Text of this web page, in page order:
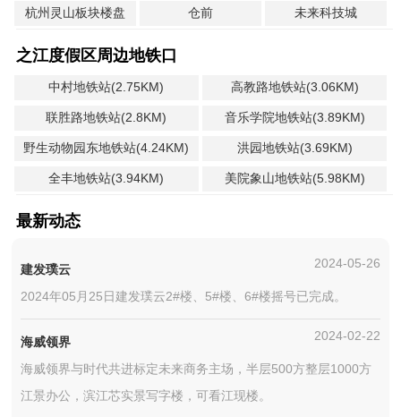
杭州灵山板块楼盘 仓前 未来科技城
之江度假区周边地铁口
中村地铁站(2.75KM) 高教路地铁站(3.06KM)
联胜路地铁站(2.8KM) 音乐学院地铁站(3.89KM)
野生动物园东地铁站(4.24KM) 洪园地铁站(3.69KM)
全丰地铁站(3.94KM) 美院象山地铁站(5.98KM)
最新动态
建发璞云 2024-05-26
2024年05月25日建发璞云2#楼、5#楼、6#楼摇号已完成。
海威领界 2024-02-22
海威领界与时代共进标定未来商务主场，半层500方整层1000方
江景办公，滨江芯实景写字楼，可看江现楼。